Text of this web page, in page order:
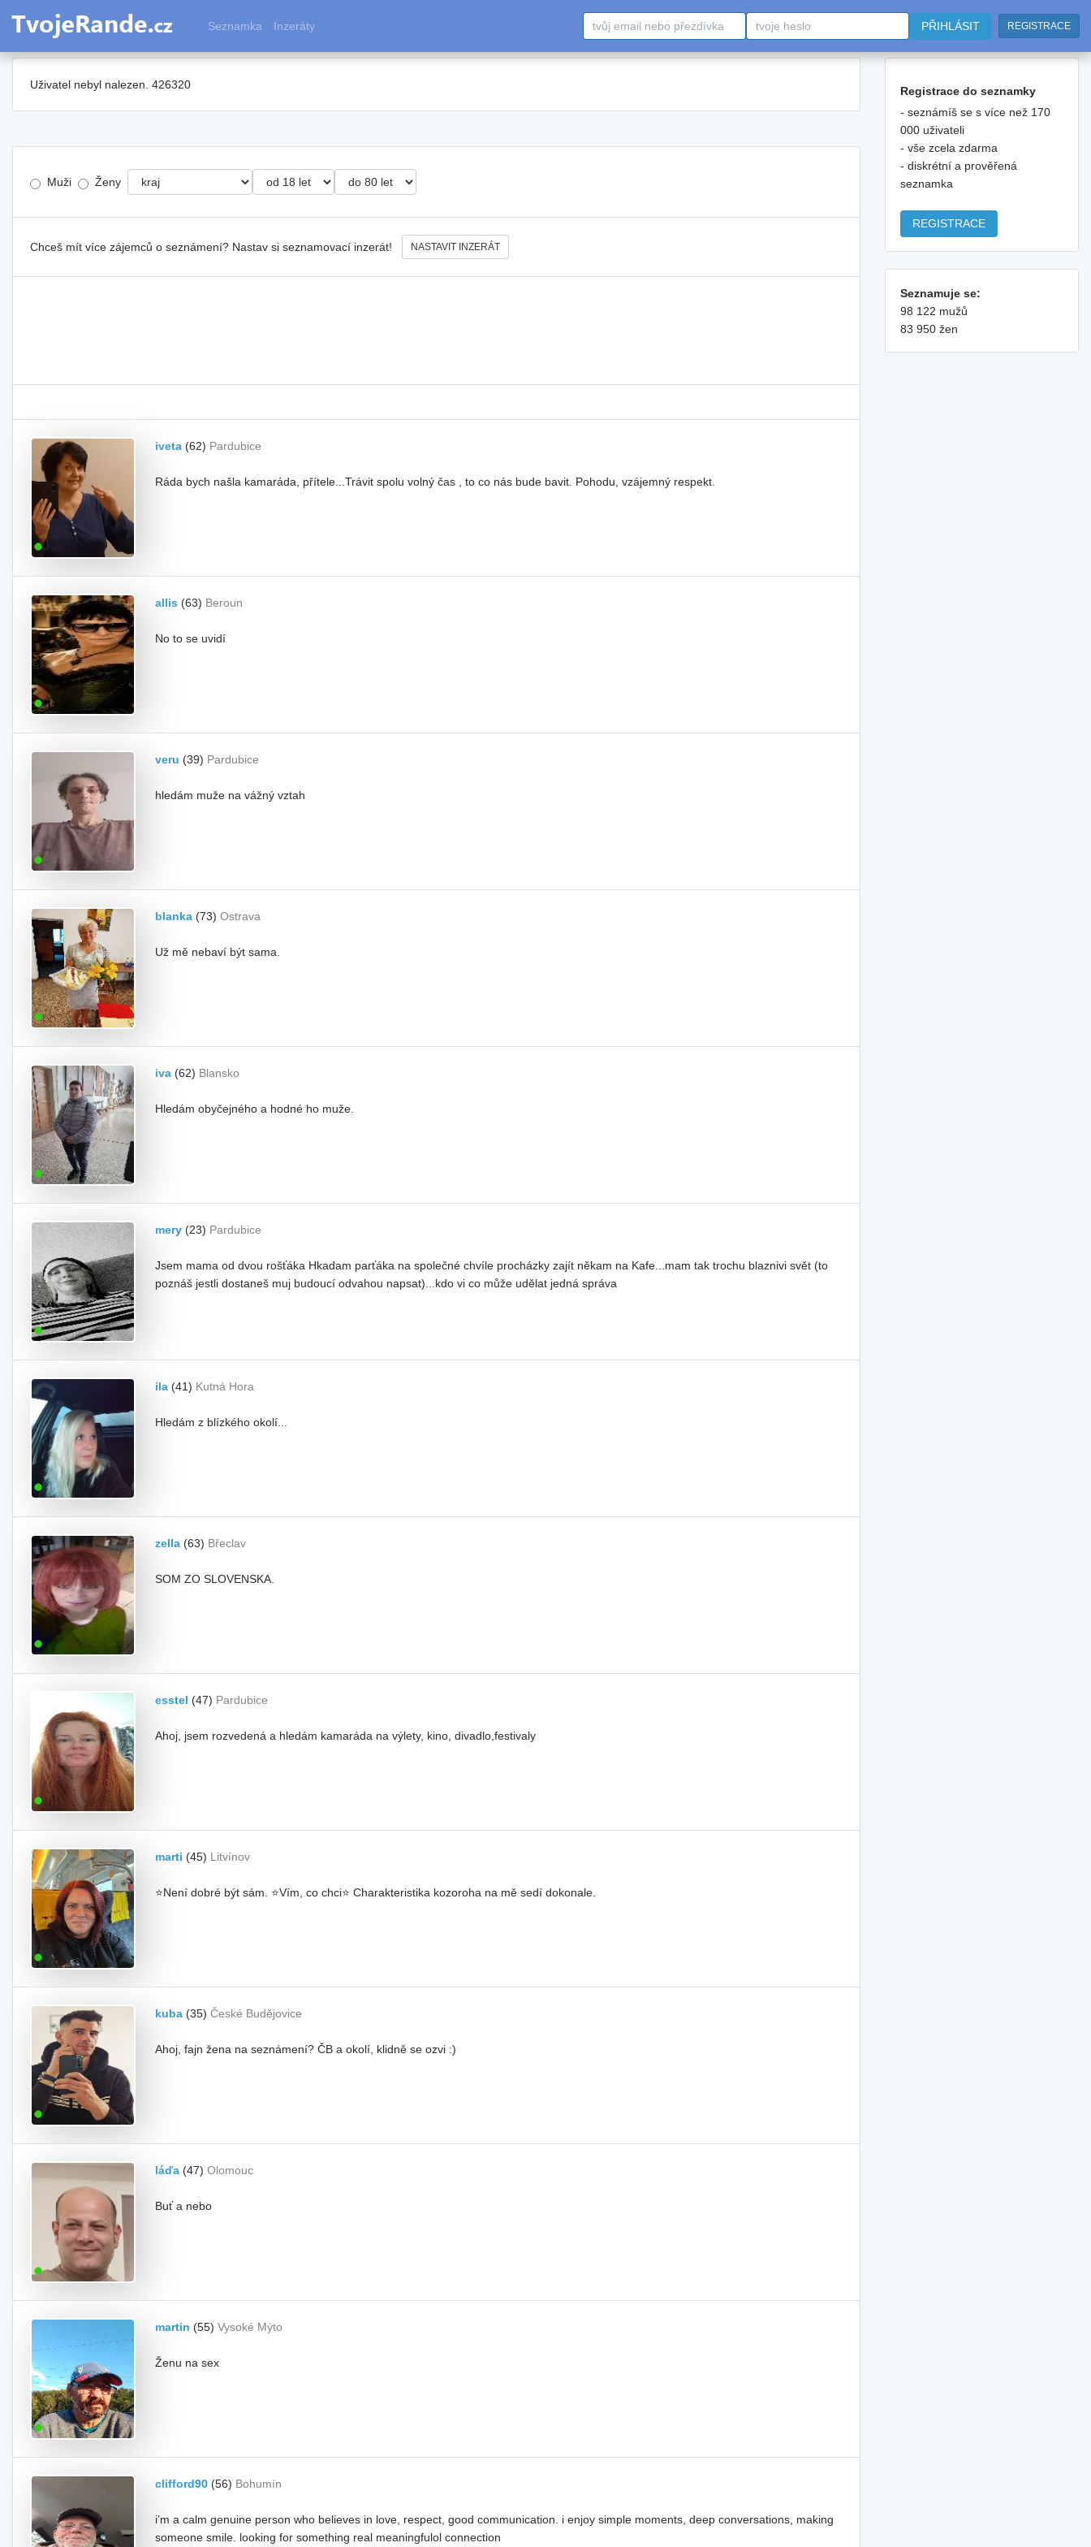
Seznamka Inzeráty PŘIHLÁSIT REGISTRACE
Uživatel nebyl nalezen. 426320
Muži Ženy
Chceš mít více zájemců o seznámení? Nastav si seznamovací inzerát! NASTAVIT INZERÁT
iveta (62) Pardubice
Ráda bych našla kamaráda, přítele...Trávit spolu volný čas , to co nás bude bavit. Pohodu, vzájemný respekt.
allis (63) Beroun
No to se uvidí
veru (39) Pardubice
hledám muže na vážný vztah
blanka (73) Ostrava
Už mě nebaví být sama.
iva (62) Blansko
Hledám obyčejného a hodné ho muže.
mery (23) Pardubice
Jsem mama od dvou rošťáka Hkadam parťáka na společné chvíle procházky zajít někam na Kafe...mam tak trochu blaznivi svět (to
poznáš jestli dostaneš muj budoucí odvahou napsat)...kdo vi co může udělat jedná správa
ila (41) Kutná Hora
Hledám z blízkého okolí...
zella (63) Břeclav
SOM ZO SLOVENSKA.
esstel (47) Pardubice
Ahoj, jsem rozvedená a hledám kamaráda na výlety, kino, divadlo,festivaly
marti (45) Litvínov
⭐Není dobré být sám. ⭐Vím, co chci⭐ Charakteristika kozoroha na mě sedí dokonale.
kuba (35) České Budějovice
Ahoj, fajn žena na seznámení? ČB a okolí, klidně se ozvi :)
láďa (47) Olomouc
Buť a nebo
martin (55) Vysoké Mýto
Ženu na sex
clifford90 (56) Bohumín
i’m a calm genuine person who believes in love, respect, good communication. i enjoy simple moments, deep conversations, making
someone smile. looking for something real meaningfulol connection
Registrace do seznamky
- seznámíš se s více než 170
000 uživateli
- vše zcela zdarma
- diskrétní a prověřená
seznamka
REGISTRACE
Seznamuje se:
98 122 mužů
83 950 žen